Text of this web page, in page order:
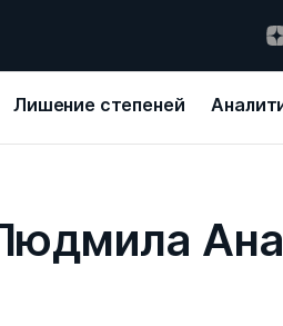
Лишение степеней